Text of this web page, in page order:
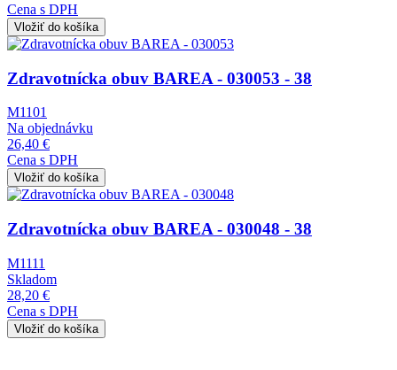
Cena s DPH
Obrázok
Zdravotnícka obuv BAREA - 030053 - 38
M1101
Na objednávku
26,40 €
Cena s DPH
Obrázok
Zdravotnícka obuv BAREA - 030048 - 38
M1111
Skladom
28,20 €
Cena s DPH